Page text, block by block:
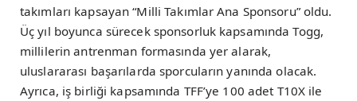
takımları kapsayan “Milli Takımlar Ana Sponsoru” oldu.
Üç yıl boyunca sürecek sponsorluk kapsamında Togg,
millilerin antrenman formasında yer alarak,
uluslararası başarılarda sporcuların yanında olacak.
Ayrıca, iş birliği kapsamında TFF’ye 100 adet T10X ile